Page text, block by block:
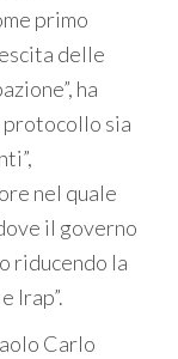
primo
delle
ha
sia
nel quale
il governo
riducendo la
Irap”.
Carlo